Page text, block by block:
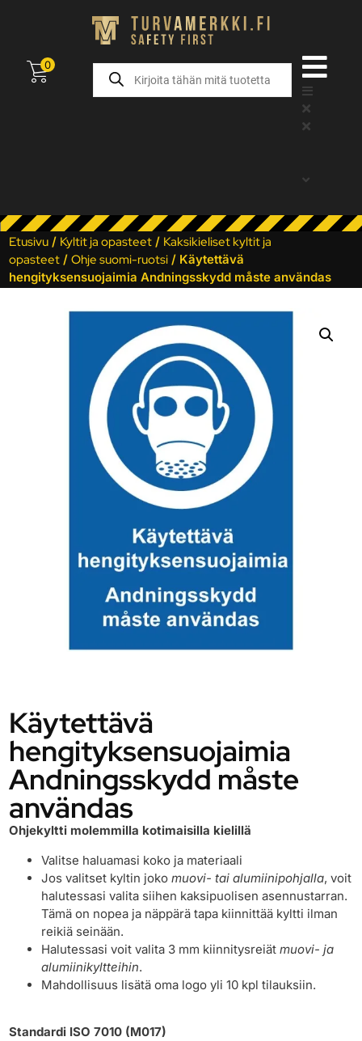
0
Etusivu / Kyltit ja opasteet / Kaksikieliset kyltit ja
opasteet /Ohje suomi-ruotsi / Käytettävä
hengityksensuojaimia Andningsskydd måste användas
Käytettävä
hengityksensuojaimia
Andningsskydd måste
användas
Ohjekyltti molemmilla kotimaisilla kielillä
Valitse haluamasi koko ja materiaali
Jos valitset kyltin jokomuovi- tai alumiinipohjalla, voit
halutessasi valita siihen kaksipuolisen asennustarran.
Tämä on nopea ja näppärä tapa kiinnittää kyltti ilman
reikiä seinään.
Halutessasi voit valita 3 mm kiinnitysreiätmuovi- ja
alumiinikyltteihin.
Mahdollisuus lisätä oma logo yli 10 kpl tilauksiin.
Standardi ISO 7010 (M017)